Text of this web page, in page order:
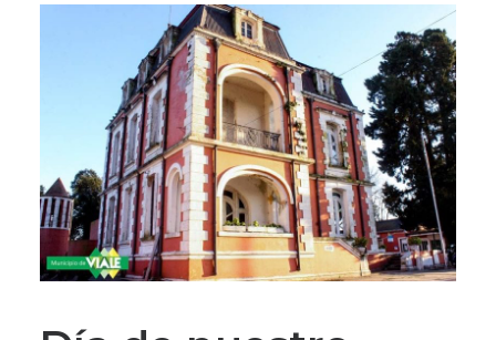
GOBIERNO
TRÁMITES Y SERVICIOS
PARQUE INDUSTRIAL
RECAUDACIONES